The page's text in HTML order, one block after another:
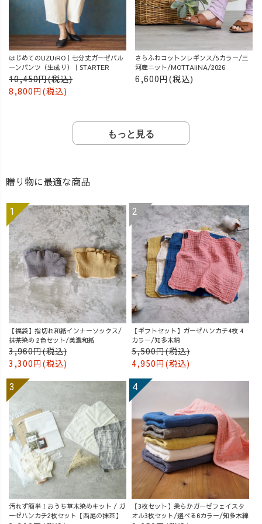
はじめてのUZUiRO｜七分丈ガーゼバル
ーンパンツ（生成り）｜STARTER
10,450円(税込)
8,800円(税込)
さらふわコットンレギンス/5カラー/三
河産ニット/MOTTAiiNA/2026
6,600円(税込)
もっと見る
贈り物に最適な商品
【福袋】指切れ和紙インナーソックス/
抹茶染め 2色セット/美濃和紙
3,960円(税込)
3,300円(税込)
【ギフトセット】ガーゼハンカチ4枚 4
カラー/知多木綿
5,500円(税込)
4,950円(税込)
汚れず簡単！おうち草木染めキット / ガ
ーゼハンカチ2枚セット【西尾の抹茶】
【3枚セット】柔らかガーゼフェイスタ
オル3枚セット/選べる6カラー/知多木綿